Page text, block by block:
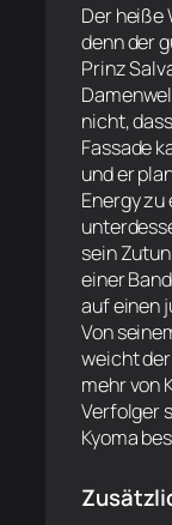
Der heiße
denn der
Prinz
nicht,
Fassade
und er
Energy
sein
einer
auf einen
Von
weicht
mehr von
Verfolger
Kyoma